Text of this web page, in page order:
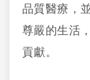
品質醫療，
尊嚴的生活
貢獻。